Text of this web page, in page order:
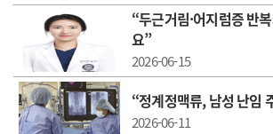
“두근거림·어지럼증 반
요”
2026-06-15
“정계정맥류, 남성 난임
2026-06-11